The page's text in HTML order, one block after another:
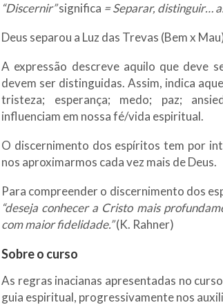
“Discernir”significa = Separar, distinguir…
Deus separou a Luz das Trevas (Bem x
A expressão descreve aquilo que deve
devem ser distinguidas. Assim, indica
tristeza; esperança; medo; paz;
influenciam em nossa fé/vida espiritual.
O discernimento dos espíritos tem por
nos aproximarmos cada vez mais de Deus.
Para compreender o discernimento dos
“deseja conhecer a Cristo mais
com maior fidelidade.”(K. Rahner)
Sobre o curso
As regras inacianas apresentadas no
guia espiritual, progressivamente nos